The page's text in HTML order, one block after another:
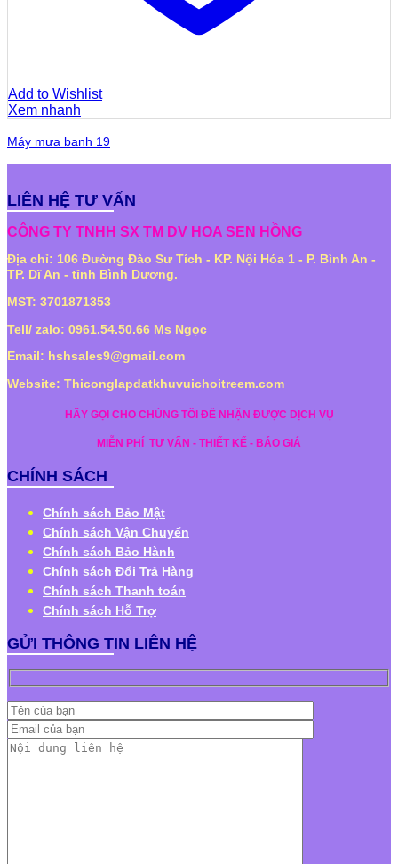
Add to Wishlist
Xem nhanh
Máy mưa banh 19
LIÊN HỆ TƯ VẤN
CÔNG TY TNHH SX TM DV HOA SEN HỒNG
Địa chỉ: 106 Đường Đào Sư Tích - KP. Nội Hóa 1 - P. Bình An -
TP. Dĩ An - tỉnh Bình Dương.
MST: 3701871353
Tell/ zalo: 0961.54.50.66 Ms Ngọc
Email: hshsales9@gmail.com
Website: Thiconglapdatkhuvuichoitreem.com
HÃY GỌI CHO CHÚNG TÔI ĐỂ NHẬN ĐƯỢC DỊCH VỤ
MIỄN PHÍ TƯ VẤN - THIẾT KẾ - BÁO GIÁ
CHÍNH SÁCH
Chính sách Bảo Mật
Chính sách Vận Chuyển
Chính sách Bảo Hành
Chính sách Đổi Trả Hàng
Chính sách Thanh toán
Chính sách Hỗ Trợ
GỬI THÔNG TIN LIÊN HỆ